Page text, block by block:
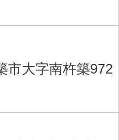
市大字南杵築972